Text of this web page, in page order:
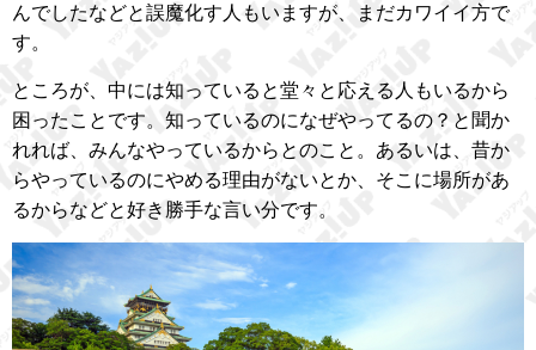
んでしたなどと誤魔化す人もいますが、まだカワイイ方で
す。
ところが、中には知っていると堂々と応える人もいるから
困ったことです。知っているのになぜやってるの？と聞か
れれば、みんなやっているからとのこと。あるいは、昔か
らやっているのにやめる理由がないとか、そこに場所があ
るからなどと好き勝手な言い分です。